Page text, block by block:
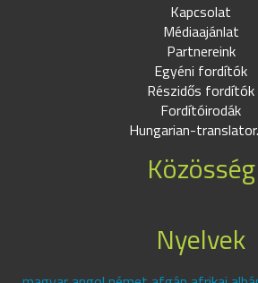
Kapcsolat
Médiaajánlat
Partnereink
Egyéni fordítók
Részidős fordítók
Fordítóirodák
Hungarian-
Közösség
Nyelvek